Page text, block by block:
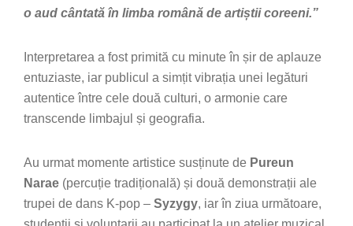
o aud cântată în limba română de artiștii coreeni.”
Interpretarea a fost primită cu minute în șir de aplauze
entuziaste, iar publicul a simțit vibrația unei legături
autentice între cele două culturi, o armonie care
transcende limbajul și geografia.
Au urmat momente artistice susținute de Pureun
Narae (percuție tradițională) și două demonstrații ale
trupei de dans K-pop – Syzygy, iar în ziua următoare,